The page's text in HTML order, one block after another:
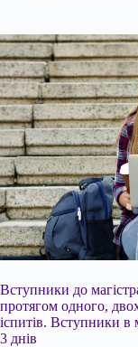
Вступники до
протягом одного,
іспитів. Вступники в
3 днів